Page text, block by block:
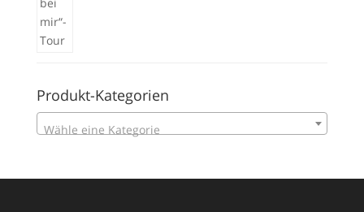
Produkt-Kategorien
Wähle eine Kategorie